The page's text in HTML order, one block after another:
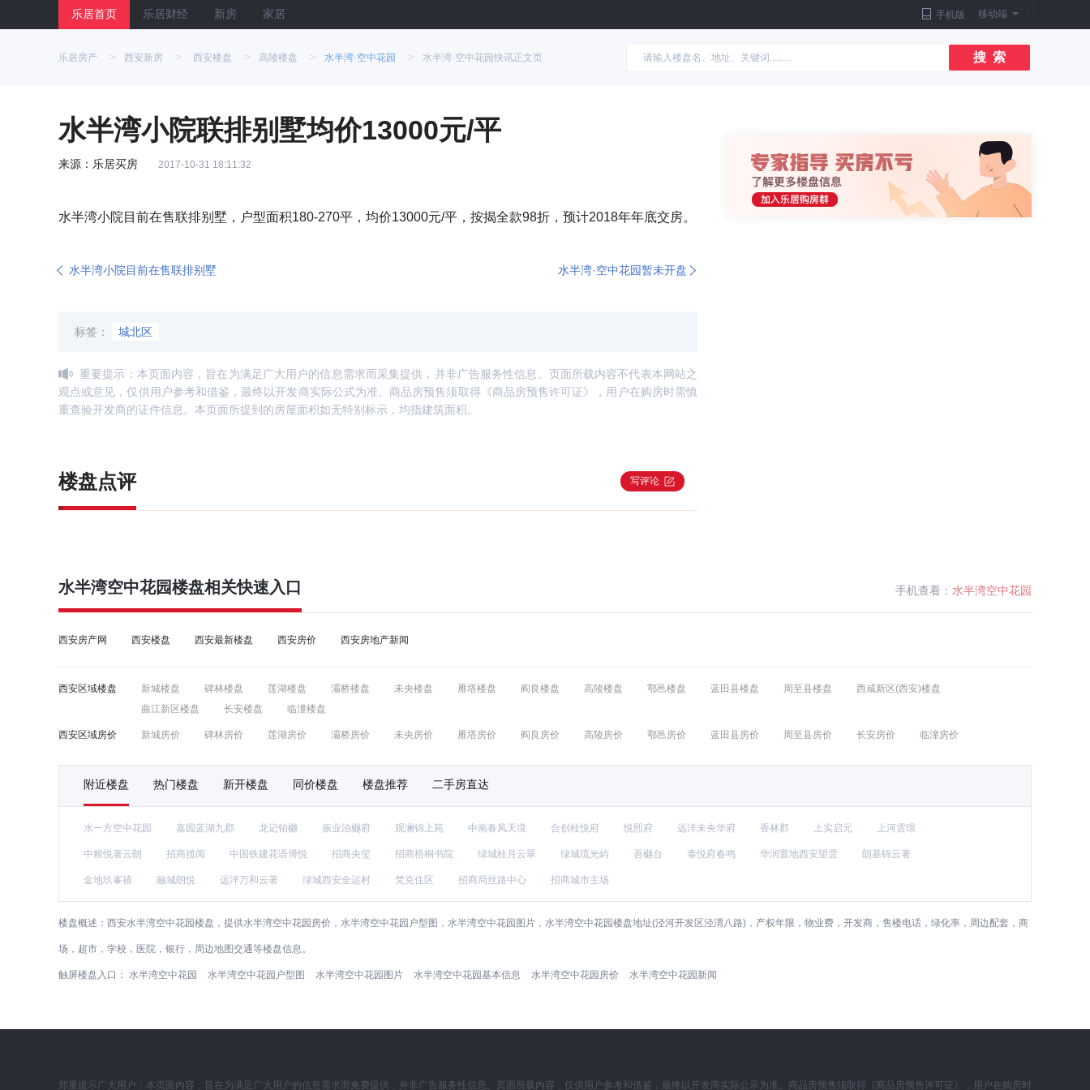
乐居首页 乐居财经 新房 家居 手机版 移动端
乐居房产 > 西安新房 > 西安楼盘 > 高陵楼盘 > 水半湾·空中花园 > 水半湾·空中花园快讯正文页 搜 索
水半湾小院联排别墅均价13000元/平
来源：乐居买房 2017-10-31 18:11:32
水半湾小院目前在售联排别墅，户型面积180-270平，均价13000元/平，按揭全款98折，预计2018年年底交房。
水半湾小院目前在售联排别墅 水半湾·空中花园暂未开盘
标签： 城北区
重要提示：本页面内容，旨在为满足广大用户的信息需求而采集提供，并非广告服务性信息。页面所载内容不代表本网站之
观点或意见，仅供用户参考和借鉴，最终以开发商实际公式为准。商品房预售须取得《商品房预售许可证》，用户在购房时需慎
重查验开发商的证件信息。本页面所提到的房屋面积如无特别标示，均指建筑面积。
楼盘点评 写评论
水半湾空中花园楼盘相关快速入口 手机查看： 水半湾空中花园
西安房产网 西安楼盘 西安最新楼盘 西安房价 西安房地产新闻
西安区域楼盘 新城楼盘 碑林楼盘 莲湖楼盘 灞桥楼盘 未央楼盘 雁塔楼盘 阎良楼盘 高陵楼盘 鄠邑楼盘 蓝田县楼盘 周至县楼盘
西咸新区(西安)楼盘
曲江新区楼盘
长安楼盘 临潼楼盘
西安区域房价 新城房价 碑林房价 莲湖房价 灞桥房价 未央房价 雁塔房价 阎良房价 高陵房价 鄠邑房价 蓝田县房价 周至县房价 长安房价 临潼房价
附近楼盘 热门楼盘 新开楼盘 同价楼盘 楼盘推荐 二手房直达
水一方空中花园 嘉园蓝湖九郡 龙记铂樾 振业泊樾府 观澜锦上苑 中南春风天境 合创桂悦府 悦熙府 远洋未央华府 香林郡 上实启元 上河雲璟
中粮悦著云朗 招商揽阅 中国铁建花语博悦 招商央玺 招商梧桐书院 绿城桂月云翠 绿城琉光屿 吾樾台 泰悦府春鸣 华润置地西安望雲 朗基锦云著
金地玖峯禧 融城朗悦 远洋万和云著 绿城西安全运村 梵克住区 招商局丝路中心 招商城市主场
楼盘概述： 西安水半湾空中花园楼盘，提供水半湾空中花园房价，水半湾空中花园户型图，水半湾空中花园图片，水半湾空中花园楼盘地址(泾河开发区泾渭八路)，产权年限，物业费，开发商，售楼电话，绿化率，周边配套，商
场，超市，学校，医院，银行，周边地图交通等楼盘信息。
触屏楼盘入口： 水半湾空中花园 水半湾空中花园户型图 水半湾空中花园图片 水半湾空中花园基本信息 水半湾空中花园房价 水半湾空中花园新闻
郑重提示广大用户：本页面内容，旨在为满足广大用户的信息需求而免费提供，并非广告服务性信息。页面所载内容，仅供用户参考和借鉴，最终以开发商实际公示为准。商品房预售须取得《商品房预售许可证》，用户在购房时